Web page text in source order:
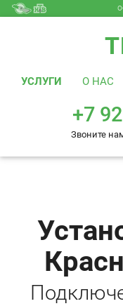
+7
Звоните
УСЛУГИ О НАС
+7
Звоните